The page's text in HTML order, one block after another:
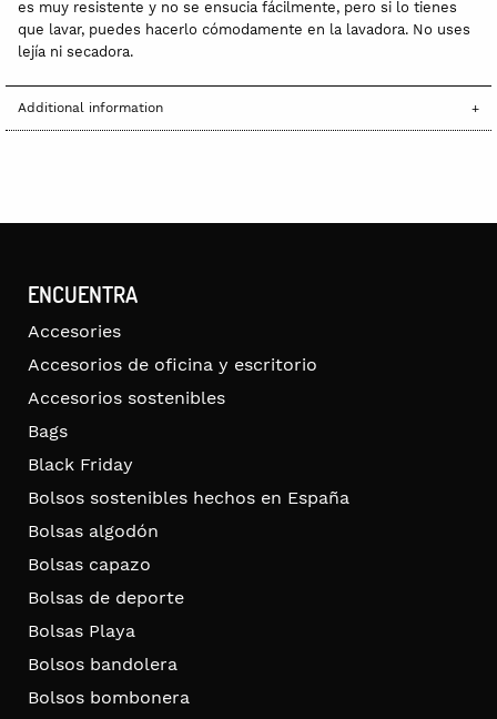
es muy resistente y no se ensucia fácilmente, pero si lo tienes
que lavar, puedes hacerlo cómodamente en la lavadora. No uses
lejía ni secadora.
Additional information
ENCUENTRA
Accesories
Accesorios de oficina y escritorio
Accesorios sostenibles
Bags
Black Friday
Bolsos sostenibles hechos en España
Bolsas algodón
Bolsas capazo
Bolsas de deporte
Bolsas Playa
Bolsos bandolera
Bolsos bombonera